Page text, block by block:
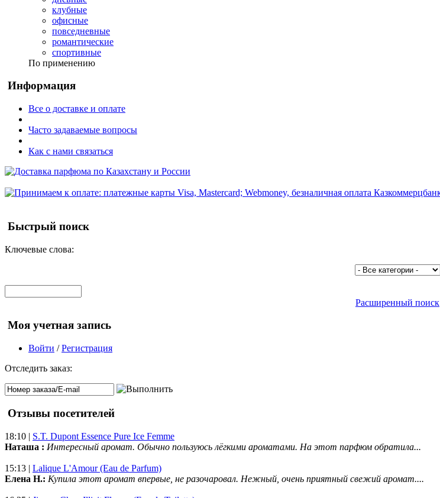
клубные
офисные
повседневные
романтические
спортивные
По применению
Информация
Все о доставке и оплате
Часто задаваемые вопросы
Как с нами связаться
Быстрый поиск
Ключевые слова:
Расширенный поиск
Моя учетная запись
Войти /Регистрация
Отследить заказ:
Отзывы посетителей
18:10 | S.T. Dupont Essence Pure Ice Femme
Наташа : Интересный аромат. Обычно пользуюсь лёгкими ароматами. На этот парфюм обратила...
15:13 | Lalique L'Amour (Eau de Parfum)
Елена Н.: Купила этот аромат впервые, не разочаровал. Нежный, очень приятный свежий аромат....